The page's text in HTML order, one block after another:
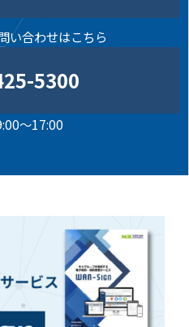
い合わせはこちら
5300
～17:00